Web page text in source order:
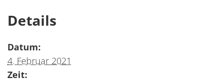
Details
Datum:
4. Februar 2021
Zeit: